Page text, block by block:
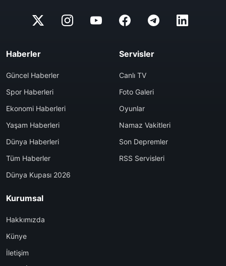
Haberler
Güncel Haberler
Spor Haberleri
Ekonomi Haberleri
Yaşam Haberleri
Dünya Haberleri
Tüm Haberler
Dünya Kupası 2026
Servisler
Canlı TV
Foto Galeri
Oyunlar
Namaz Vakitleri
Son Depremler
RSS Servisleri
Kurumsal
Hakkımızda
Künye
İletişim